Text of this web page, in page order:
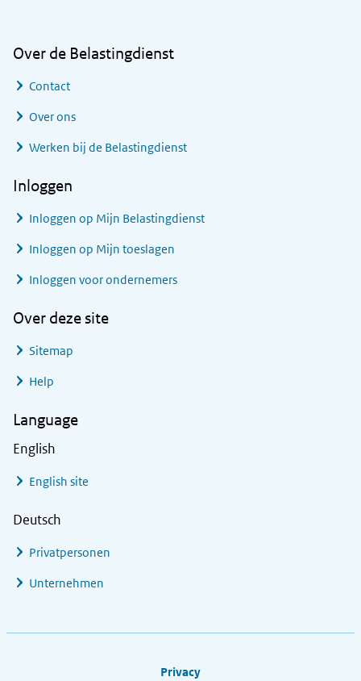
Over de Belastingdienst
Contact
Over ons
Werken bij de Belastingdienst
Inloggen
Inloggen op Mijn Belastingdienst
Inloggen op Mijn toeslagen
Inloggen voor ondernemers
Over deze site
Sitemap
Help
Language
English
English site
Deutsch
Privatpersonen
Unternehmen
Privacy